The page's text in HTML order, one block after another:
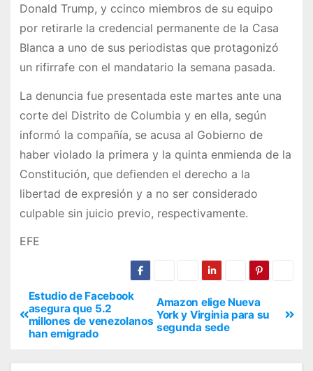
Donald Trump, y ccinco miembros de su equipo
por retirarle la credencial permanente de la Casa
Blanca a uno de sus periodistas que protagonizó
un rifirrafe con el mandatario la semana pasada.
La denuncia fue presentada este martes ante una
corte del Distrito de Columbia y en ella, según
informó la compañía, se acusa al Gobierno de
haber violado la primera y la quinta enmienda de la
Constitución, que defienden el derecho a la
libertad de expresión y a no ser considerado
culpable sin juicio previo, respectivamente.
EFE
Amazon elige Nueva
York y Virginia para su
segunda sede
Estudio de Facebook
asegura que 5.2
millones de venezolanos
han emigrado